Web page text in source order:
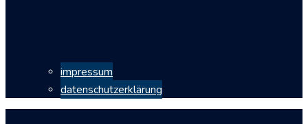
impressum
datenschutzerklärung